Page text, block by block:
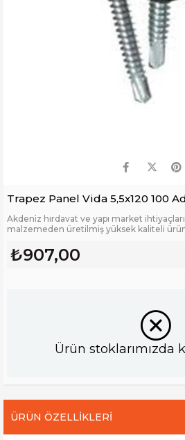
Trapez Panel Vida 5,5x120 100
Akdeni̇z hırdavat ve yapı market
malzemeden üretilmiş yüksek kaliteli
₺907,00
Ürün stoklarımızda
ÜRÜN ÖZELLIKLERI